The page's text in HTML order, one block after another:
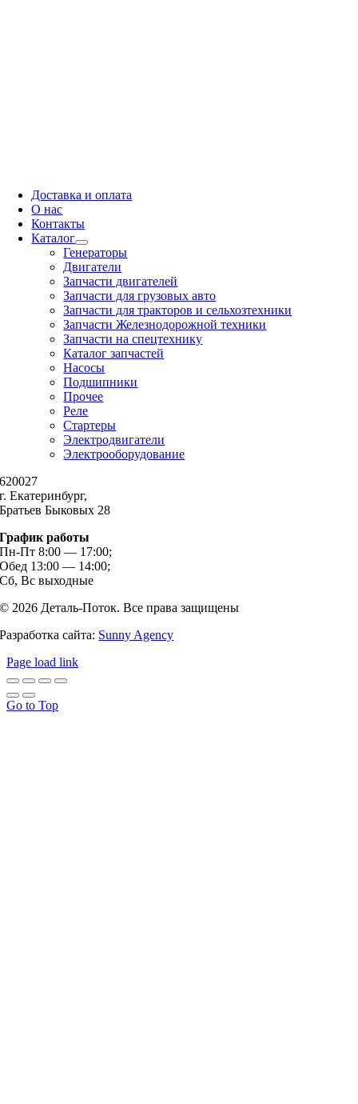
Доставка и оплата
О нас
Контакты
Каталог
Генераторы
Двигатели
Запчасти двигателей
Запчасти для грузовых авто
Запчасти для тракторов и сельхозтехники
Запчасти Железнодорожной техники
Запчасти на спецтехнику
Каталог запчастей
Насосы
Подшипники
Прочее
Реле
Стартеры
Электродвигатели
Электрооборудование
620027
г. Екатеринбург,
Братьев Быковых 28
График работы
Пн-Пт 8:00 — 17:00;
Обед 13:00 — 14:00;
Сб, Вс выходные
© 2026 Деталь-Поток. Все права защищены
Разработка сайта: Sunny Agency
Page load link
Go to Top